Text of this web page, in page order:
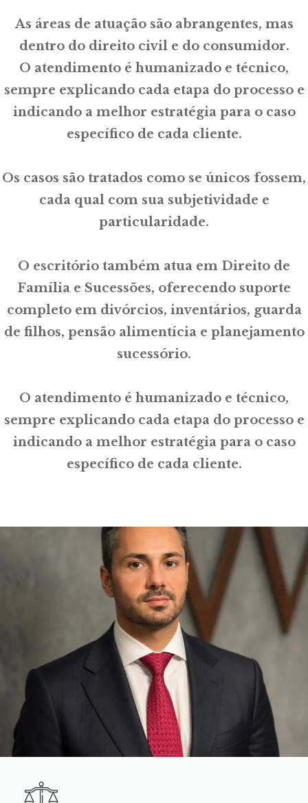
As áreas de atuação são abrangentes, mas
dentro do direito civil e do consumidor.
O atendimento é humanizado e técnico,
sempre explicando cada etapa do processo e
indicando a melhor estratégia para o caso
específico de cada cliente.
Os casos são tratados como se únicos fossem,
cada qual com sua subjetividade e
particularidade.
O escritório também atua em Direito de
Família e Sucessões, oferecendo suporte
completo em divórcios, inventários, guarda
de filhos, pensão alimentícia e planejamento
sucessório.
O atendimento é humanizado e técnico,
sempre explicando cada etapa do processo e
indicando a melhor estratégia para o caso
específico de cada cliente.